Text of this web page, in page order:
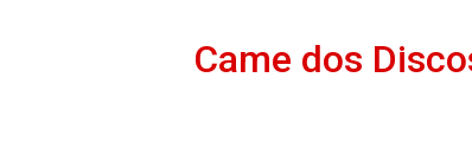
Came dos